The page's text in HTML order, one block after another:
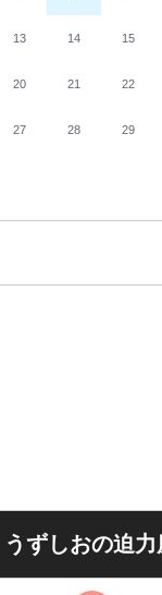
13 14 15
20 21 22
27 28 29
うずしおの迫力